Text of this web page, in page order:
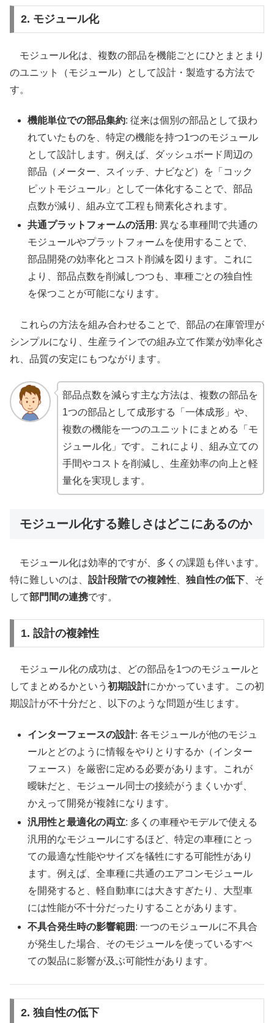
2. モジュール化
モジュール化は、複数の部品を機能ごとにひとまとまり
のユニット（モジュール）として設計・製造する方法で
す。
機能単位での部品集約: 従来は個別の部品として扱わ
れていたものを、特定の機能を持つ1つのモジュール
として設計します。例えば、ダッシュボード周辺の
部品（メーター、スイッチ、ナビなど）を「コック
ピットモジュール」として一体化することで、部品
点数が減り、組み立て工程も簡素化されます。
共通プラットフォームの活用 : 異なる車種間で共通の
モジュールやプラットフォームを使用することで、
部品開発の効率化とコスト削減を図ります。これに
より、部品点数を削減しつつも、車種ごとの独自性
を保つことが可能になります。
これらの方法を組み合わせることで、部品の在庫管理が
シンプルになり、生産ラインでの組み立て作業が効率化さ
れ、品質の安定にもつながります。
部品点数を減らす主な方法は、複数の部品を
1つの部品として成形する「一体成形」や、
複数の機能を一つのユニットにまとめる「モ
ジュール化」です。これにより、組み立ての
手間やコストを削減し、生産効率の向上と軽
量化を実現します。
モジュール化する難しさはどこにあるのか
モジュール化は効率的ですが、多くの課題も伴います。
特に難しいのは、 設計段階での複雑性 独自性の低下 、そ
して部門間の連携です。
1. 設計の複雑性
モジュール化の成功は、どの部品を1つのモジュールと
してまとめるかという 初期設計にかかっています。この初
期設計が不十分だと、以下のような問題が生じます。
インターフェースの設計: 各モジュールが他のモジュ
ールとどのように情報をやりとりするか（インター
フェース）を厳密に定める必要があります。これが
曖昧だと、モジュール同士の接続がうまくいかず、
かえって開発が複雑になります。
汎用性と最適化の両立: 多くの車種やモデルで使える
汎用的なモジュールにするほど、特定の車種にとっ
ての最適な性能やサイズを犠牲にする可能性があり
ます。例えば、全車種に共通のエアコンモジュール
を開発すると、軽自動車には大きすぎたり、大型車
には性能が不十分だったりすることがあります。
不具合発生時の影響範囲: 一つのモジュールに不具合
が発生した場合、そのモジュールを使っているすべ
ての製品に影響が及ぶ可能性があります。
2. 独自性の低下